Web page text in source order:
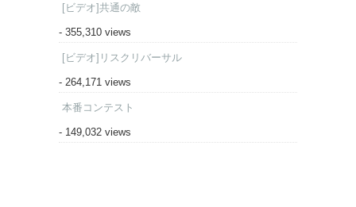
[ビデオ]共通の敵
- 355,310 views
[ビデオ]リスクリバーサル
- 264,171 views
本番コンテスト
- 149,032 views